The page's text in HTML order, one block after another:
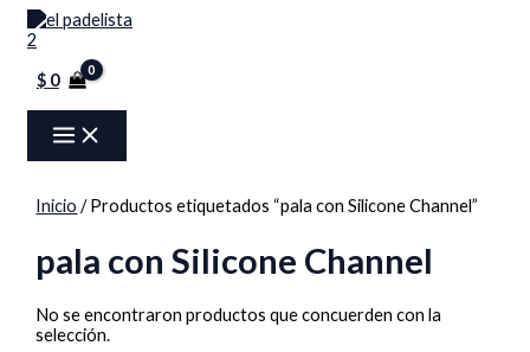
contenido
$0
MENU
Inicio / Productos etiquetados “pala con Silicone Channel”
pala con Silicone Channel
No se encontraron productos que concuerden con la
selección.
Menú